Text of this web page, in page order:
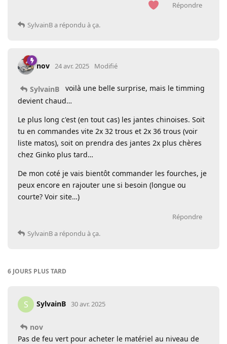
Répondre
SylvainBa répondu à ça.
nov 24 avr. 2025 Modifié
SylvainB
voilà une belle surprise, mais le timming
devient chaud…
Le plus long c'est (en tout cas) les jantes chinoises. Soit
tu en commandes vite 2x 32 trous et 2x 36 trous (voir
liste matos), soit on prendra des jantes 2x plus chères
chez Ginko plus tard…
De mon coté je vais bientôt commander les fourches, je
peux encore en rajouter une si besoin (longue ou
courte? Voir site…)
Répondre
SylvainBa répondu à ça.
6 JOURS PLUS TARD
S SylvainB 30 avr. 2025
nov
Pas de feu vert pour acheter le matériel au niveau de